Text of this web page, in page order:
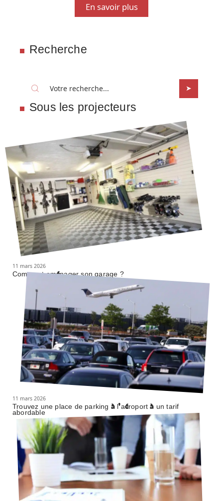
En savoir plus
Recherche
Sous les projecteurs
11 mars 2026
Comment aménager son garage ?
11 mars 2026
Trouvez une place de parking à l’aéroport à un tarif
abordable